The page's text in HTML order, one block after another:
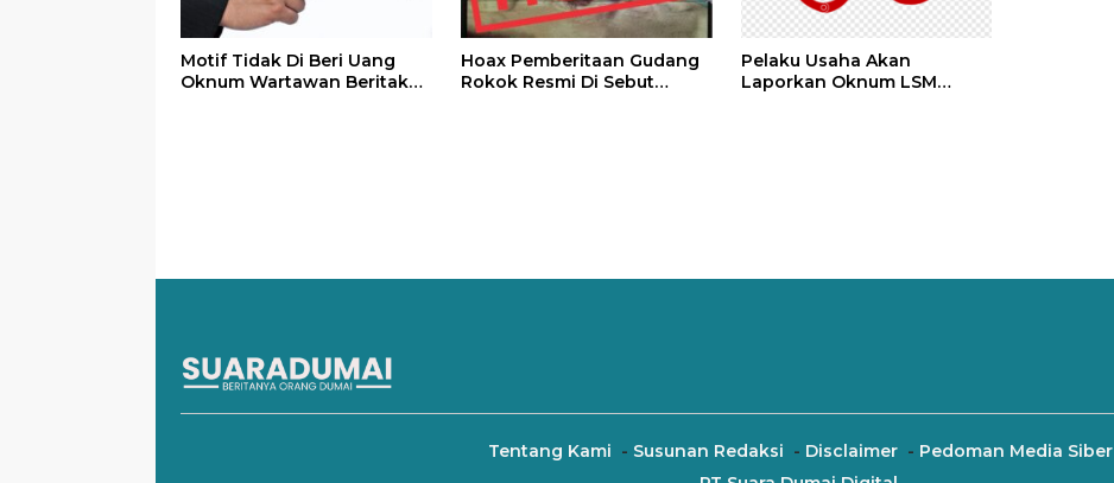
Motif Tidak Di Beri Uang
Oknum Wartawan Beritakan
Hoax Pemberitaan Gudang
Rokok Resmi Di Sebut
Pelaku Usaha Akan
Laporkan Oknum LSM
Tentang Kami Susunan Redaksi Disclaimer
Pedoman Media Siber